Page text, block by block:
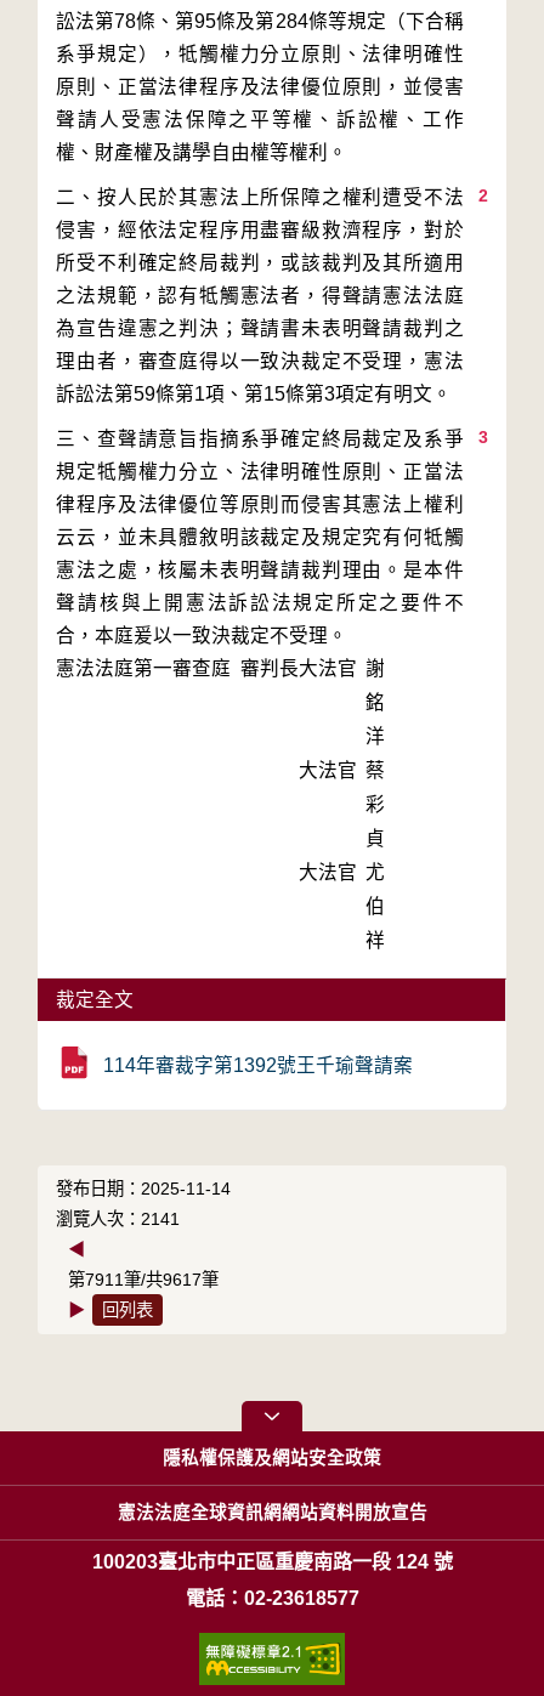
訟法第78條、第95條及第284條等規定（下合稱
系爭規定），牴觸權力分立原則、法律明確性
原則、正當法律程序及法律優位原則，並侵害
聲請人受憲法保障之平等權、訴訟權、工作
2
二、按人民於其憲法上所保障之權利遭受不法
侵害，經依法定程序用盡審級救濟程序，對於
所受不利確定終局裁判，或該裁判及其所適用
之法規範，認有牴觸憲法者，得聲請憲法法庭
為宣告違憲之判決；聲請書未表明聲請裁判之
理由者，審查庭得以一致決裁定不受理，憲法
3
三、查聲請意旨指摘系爭確定終局裁定及系爭
規定牴觸權力分立、法律明確性原則、正當法
律程序及法律優位等原則而侵害其憲法上權利
云云，並未具體敘明該裁定及規定究有何牴觸
憲法之處，核屬未表明聲請裁判理由。是本件
聲請核與上開憲法訴訟法規定所定之要件不
合，本庭爰以一致決裁定不受理。
憲法法庭第一審查庭 審判長大法官 謝
銘
洋
大法官 蔡
彩
貞
大法官 尤
伯
祥
裁定全文
114年審裁字第1392號王千瑜聲請案
發布日期：2025-11-14
瀏覽人次：2141
◀
第7911筆/共9617筆
▶
回列表
隱私權保護及網站安全政策
憲法法庭全球資訊網網站資料開放宣告
100203臺北市中正區重慶南路一段 124 號
電話：02-23618577